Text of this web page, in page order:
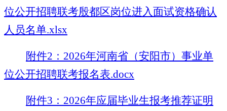
位公开招聘联考殷都区岗位进入面试资格确认
人员名单.xlsx
附件2：2026年河南省（安阳市）事业单
位公开招聘联考报名表.docx
附件3：2026年应届毕业生报考推荐证明